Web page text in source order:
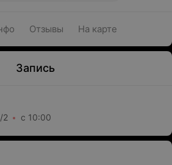
Отзывы На карте
Запись
2 с 10:00